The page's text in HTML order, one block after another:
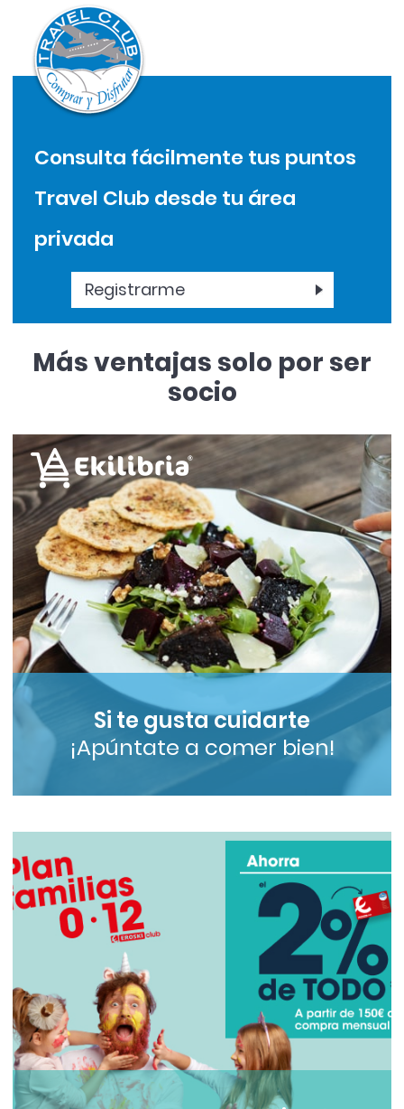
Consulta fácilmente tus puntos
Travel Club desde tu área
privada
Registrarme
Más ventajas solo por ser
socio
Si te gusta cuidarte
¡Apúntate a comer bien!